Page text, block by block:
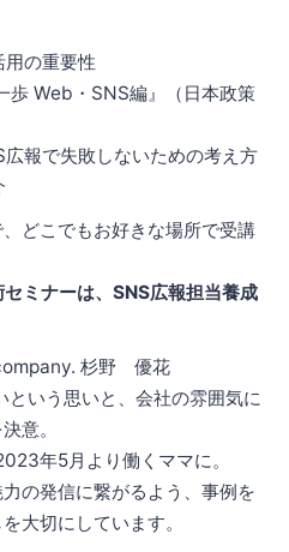
用の重要性
歩 Web・SNS編』（日本政策
で失敗しないための考え方
どこでもお好きな場所で受講
ミナーは、SNS広報担当養成
杉野 優花
いう思いと、会社の雰囲気に
意。
年5月より働くママに。
の発信に繋がるよう、事例を
大切にしています。